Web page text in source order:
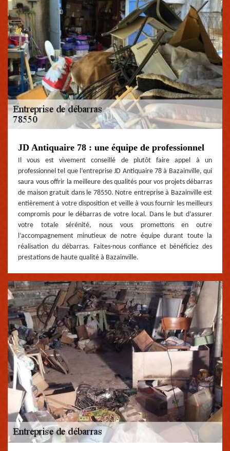
JD Antiquaire 78 : une équipe de professionnel
Il vous est vivement conseillé de plutôt faire appel à un
professionnel tel que l’entreprise JD Antiquaire 78 à Bazainville, qui
saura vous offrir la meilleure des qualités pour vos projets débarras
de maison gratuit dans le 78550. Notre entreprise à Bazainville est
entièrement à votre disposition et veille à vous fournir les meilleurs
compromis pour le débarras de votre local. Dans le but d’assurer
votre totale sérénité, nous vous promettons en outre
l’accompagnement minutieux de notre équipe durant toute la
réalisation du débarras. Faites-nous confiance et bénéficiez des
prestations de haute qualité à Bazainville.